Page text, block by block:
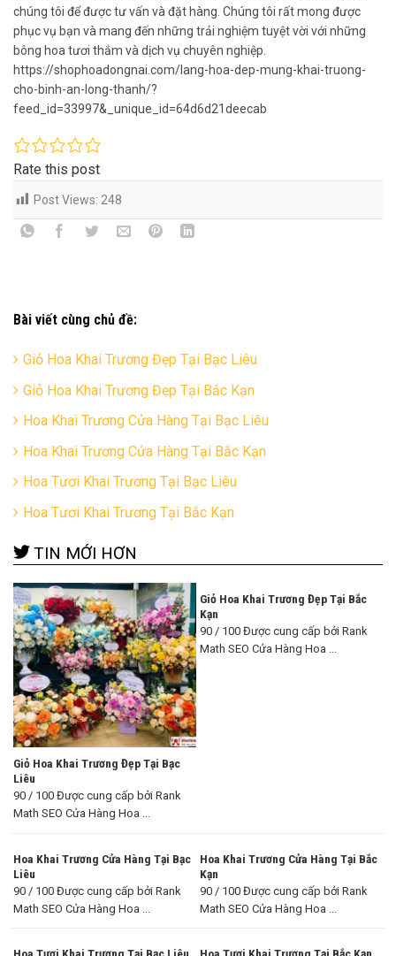
chúng tôi để được tư vấn và đặt hàng. Chúng tôi rất mong được
phục vụ bạn và mang đến những trải nghiệm tuyệt vời với những
bông hoa tươi thắm và dịch vụ chuyên nghiệp.
https://shophoadongnai.com/lang-hoa-dep-mung-khai-truong-
cho-binh-an-long-thanh/?
feed_id=33997&_unique_id=64d6d21deecab
Rate this post
Post Views: 248
Bài viết cùng chủ đề:
Giỏ Hoa Khai Trương Đẹp Tại Bạc Liêu
Giỏ Hoa Khai Trương Đẹp Tại Bắc Kạn
Hoa Khai Trương Cửa Hàng Tại Bạc Liêu
Hoa Khai Trương Cửa Hàng Tại Bắc Kạn
Hoa Tươi Khai Trương Tại Bạc Liêu
Hoa Tươi Khai Trương Tại Bắc Kạn
TIN MỚI HƠN
Giỏ Hoa Khai Trương Đẹp Tại Bạc
Liêu
90 / 100 Được cung cấp bởi Rank
Math SEO Cửa Hàng Hoa ...
Giỏ Hoa Khai Trương Đẹp Tại Bắc
Kạn
90 / 100 Được cung cấp bởi Rank
Math SEO Cửa Hàng Hoa ...
Hoa Khai Trương Cửa Hàng Tại Bạc
Liêu
90 / 100 Được cung cấp bởi Rank
Math SEO Cửa Hàng Hoa ...
Hoa Khai Trương Cửa Hàng Tại Bắc
Kạn
90 / 100 Được cung cấp bởi Rank
Math SEO Cửa Hàng Hoa ...